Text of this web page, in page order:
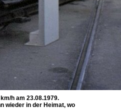
h am 23.08.1979.
wieder in der Heimat, wo